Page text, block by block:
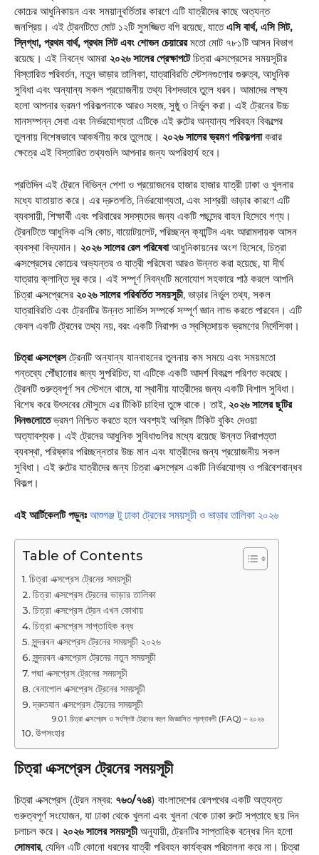
কোচের আধুনিকায়ন এবং সময়ানুবর্তিতার কারণে এটি যাত্রীদের কাছে অত্যন্ত
জনপ্রিয়। এই ট্রেনটিতে মোট ১২টি সুসজ্জিত বগি রয়েছে, যাতেএসি বার্থ, এসি সিট,
স্নিগ্ধা, প্রথম বার্থ, প্রথম সিট এবং শোভন চেয়ারেরমতো মোট ৭৮১টি আসন বিভাগ
রয়েছে। এই নিবন্ধে আমরা ২০২৬ সালের প্রেক্ষাপটেচিত্রা এক্সপ্রেসের সময়সূচীর
বিস্তারিত পরিবর্তন, নতুন ভাড়ার তালিকা, যাত্রাবিরতি স্টেশনগুলোর গুরুত্ব, আধুনিক
সুবিধা এবং অন্যান্য সকল প্রয়োজনীয় তথ্য বিশদভাবে তুলে ধরব। আমাদের লক্ষ্য
হলো আপনার ভ্রমণ পরিকল্পনাকে আরও সহজ, সুষ্ঠু ও নির্ভুল করা। এই ট্রেনের উচ্চ
মানসম্পন্ন সেবা এবং নির্ভরযোগ্যতা এটিকে এই রুটের অন্যান্য পরিবহন বিকল্পের
তুলনায় বিশেষভাবে আকর্ষণীয় করে তুলেছে। ২০২৬ সালের ভ্রমণ পরিকল্পনাকরার
ক্ষেত্রে এই বিস্তারিত তথ্যগুলি আপনার জন্য অপরিহার্য হবে।
প্রতিদিন এই ট্রেনে বিভিন্ন পেশা ও প্রয়োজনের হাজার হাজার যাত্রী ঢাকা ও খুলনার
মধ্যে যাতায়াত করে। এর দ্রুতগতি, নির্ভরযোগ্যতা, এবং সাশ্রয়ী ভাড়ার কারণে এটি
ব্যবসায়ী, শিক্ষার্থী এবং পরিবারের সদস্যদের জন্য একটি পছন্দের বাহন হিসেবে গণ্য।
ট্রেনটিতে আধুনিক এসি কোচ, বায়োটয়লেট, পরিচ্ছন্ন ক্যান্টিন এবং আরামদায়ক আসন
ব্যবস্থা বিদ্যমান। ২০২৬ সালের রেল পরিষেবাআধুনিকায়নের অংশ হিসেবে, চিত্রা
এক্সপ্রেসের কোচের অভ্যন্তর ও যাত্রী পরিষেবা আরও উন্নত করা হয়েছে, যা দীর্ঘ
যাত্রায় ক্লান্তি দূর করে। এই সম্পূর্ণ নিবন্ধটি মনোযোগ সহকারে পাঠ করলে আপনি
চিত্রা এক্সপ্রেসের ২০২৬ সালের পরিবর্তিত সময়সূচী, ভাড়ার নির্ভুল তথ্য, সকল
যাত্রাবিরতি এবং ট্রেনটির উন্নত সার্ভিস সম্পর্কে সম্পূর্ণ জ্ঞান লাভ করতে পারবেন। এটি
কেবল একটি ট্রেনের তথ্য নয়, বরং একটি নিরাপদ ও স্বস্তিদায়ক ভ্রমণের নির্দেশিকা।
চিত্রা এক্সপ্রেসট্রেনটি অন্যান্য যানবাহনের তুলনায় কম সময়ে এবং সময়মতো
গন্তব্যে পৌঁছানোর জন্য সুপরিচিত, যা এটিকে একটি আদর্শ বিকল্পে পরিণত করেছে।
ট্রেনটি গুরুত্বপূর্ণ সব স্টেশনে থামে, যা স্থানীয় যাত্রীদের জন্য একটি বিশাল সুবিধা।
বিশেষ করে উৎসবের মৌসুমে এর টিকিট চাহিদা তুঙ্গে থাকে। তাই, ২০২৬ সালের ছুটির
দিনগুলোতেভ্রমণ নিশ্চিত করতে হলে অবশ্যই অগ্রিম টিকিট বুকিং দেওয়া
অত্যাবশ্যক। এই ট্রেনের আধুনিক সুবিধাগুলির মধ্যে রয়েছে উন্নত নিরাপত্তা
ব্যবস্থা, পরিষ্কার পরিচ্ছন্নতার উচ্চ মান এবং যাত্রীদের জন্য প্রয়োজনীয় সকল
সুবিধা। এই রুটের যাত্রীদের জন্য চিত্রা এক্সপ্রেস একটি নির্ভরযোগ্য ও পরিবেশবান্ধব
বিকল্প।
এই আর্টিকেলটি পড়ুনঃ আশুগঞ্জ টু ঢাকা ট্রেনের সময়সূচী ও ভাড়ার তালিকা ২০২৬
Table of Contents
চিত্রা এক্সপ্রেস ট্রেনের সময়সূচী
চিত্রা এক্সপ্রেস ট্রেনের ভাড়ার তালিকা
চিত্রা এক্সপ্রেস ট্রেন এখন কোথায়
চিত্রা এক্সপ্রেস সাপ্তাহিক বন্ধ
সুন্দরবন এক্সপ্রেস ট্রেনের সময়সূচী ২০২৬
সুন্দরবন এক্সপ্রেস ট্রেনের নতুন সময়সূচী
পদ্মা এক্সপ্রেস ট্রেনের সময়সূচী
বেনাপোল এক্সপ্রেস ট্রেনের সময়সূচী
দ্রুতযান এক্সপ্রেস ট্রেনের সময়সূচী
চিত্রা এক্সপ্রেস ও সংশ্লিষ্ট ট্রেনের বহুল জিজ্ঞাসিত প্রশ্নাবলী (FAQ) – ২০২৬
উপসংহার
চিত্রা এক্সপ্রেস ট্রেনের সময়সূচী
চিত্রা এক্সপ্রেস (ট্রেন নম্বর: ৭৬৩/৭৬৪) বাংলাদেশের রেলপথের একটি অত্যন্ত
গুরুত্বপূর্ণ সংযোজন, যা ঢাকা থেকে খুলনা এবং খুলনা থেকে ঢাকা রুটে সপ্তাহে ছয় দিন
চলাচল করে। ২০২৬ সালের সময়সূচীঅনুযায়ী, ট্রেনটির সাপ্তাহিক বন্ধের দিন হলো
সোমবার, যেদিন এটি কোনো ধরনের যাত্রী পরিবহন কার্যক্রম পরিচালনা করে না। চিত্রা